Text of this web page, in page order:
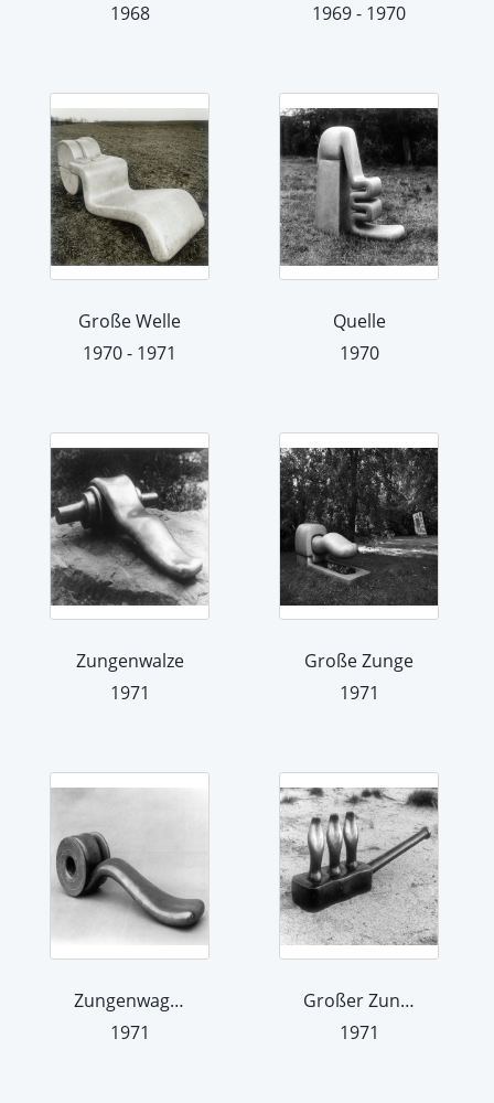
1968
1969 - 1970
Große Welle
1970 - 1971
Quelle
1970
Zungenwalze
1971
Große Zunge
1971
Zungenwagen
1971
Großer Zungentiegel
1971